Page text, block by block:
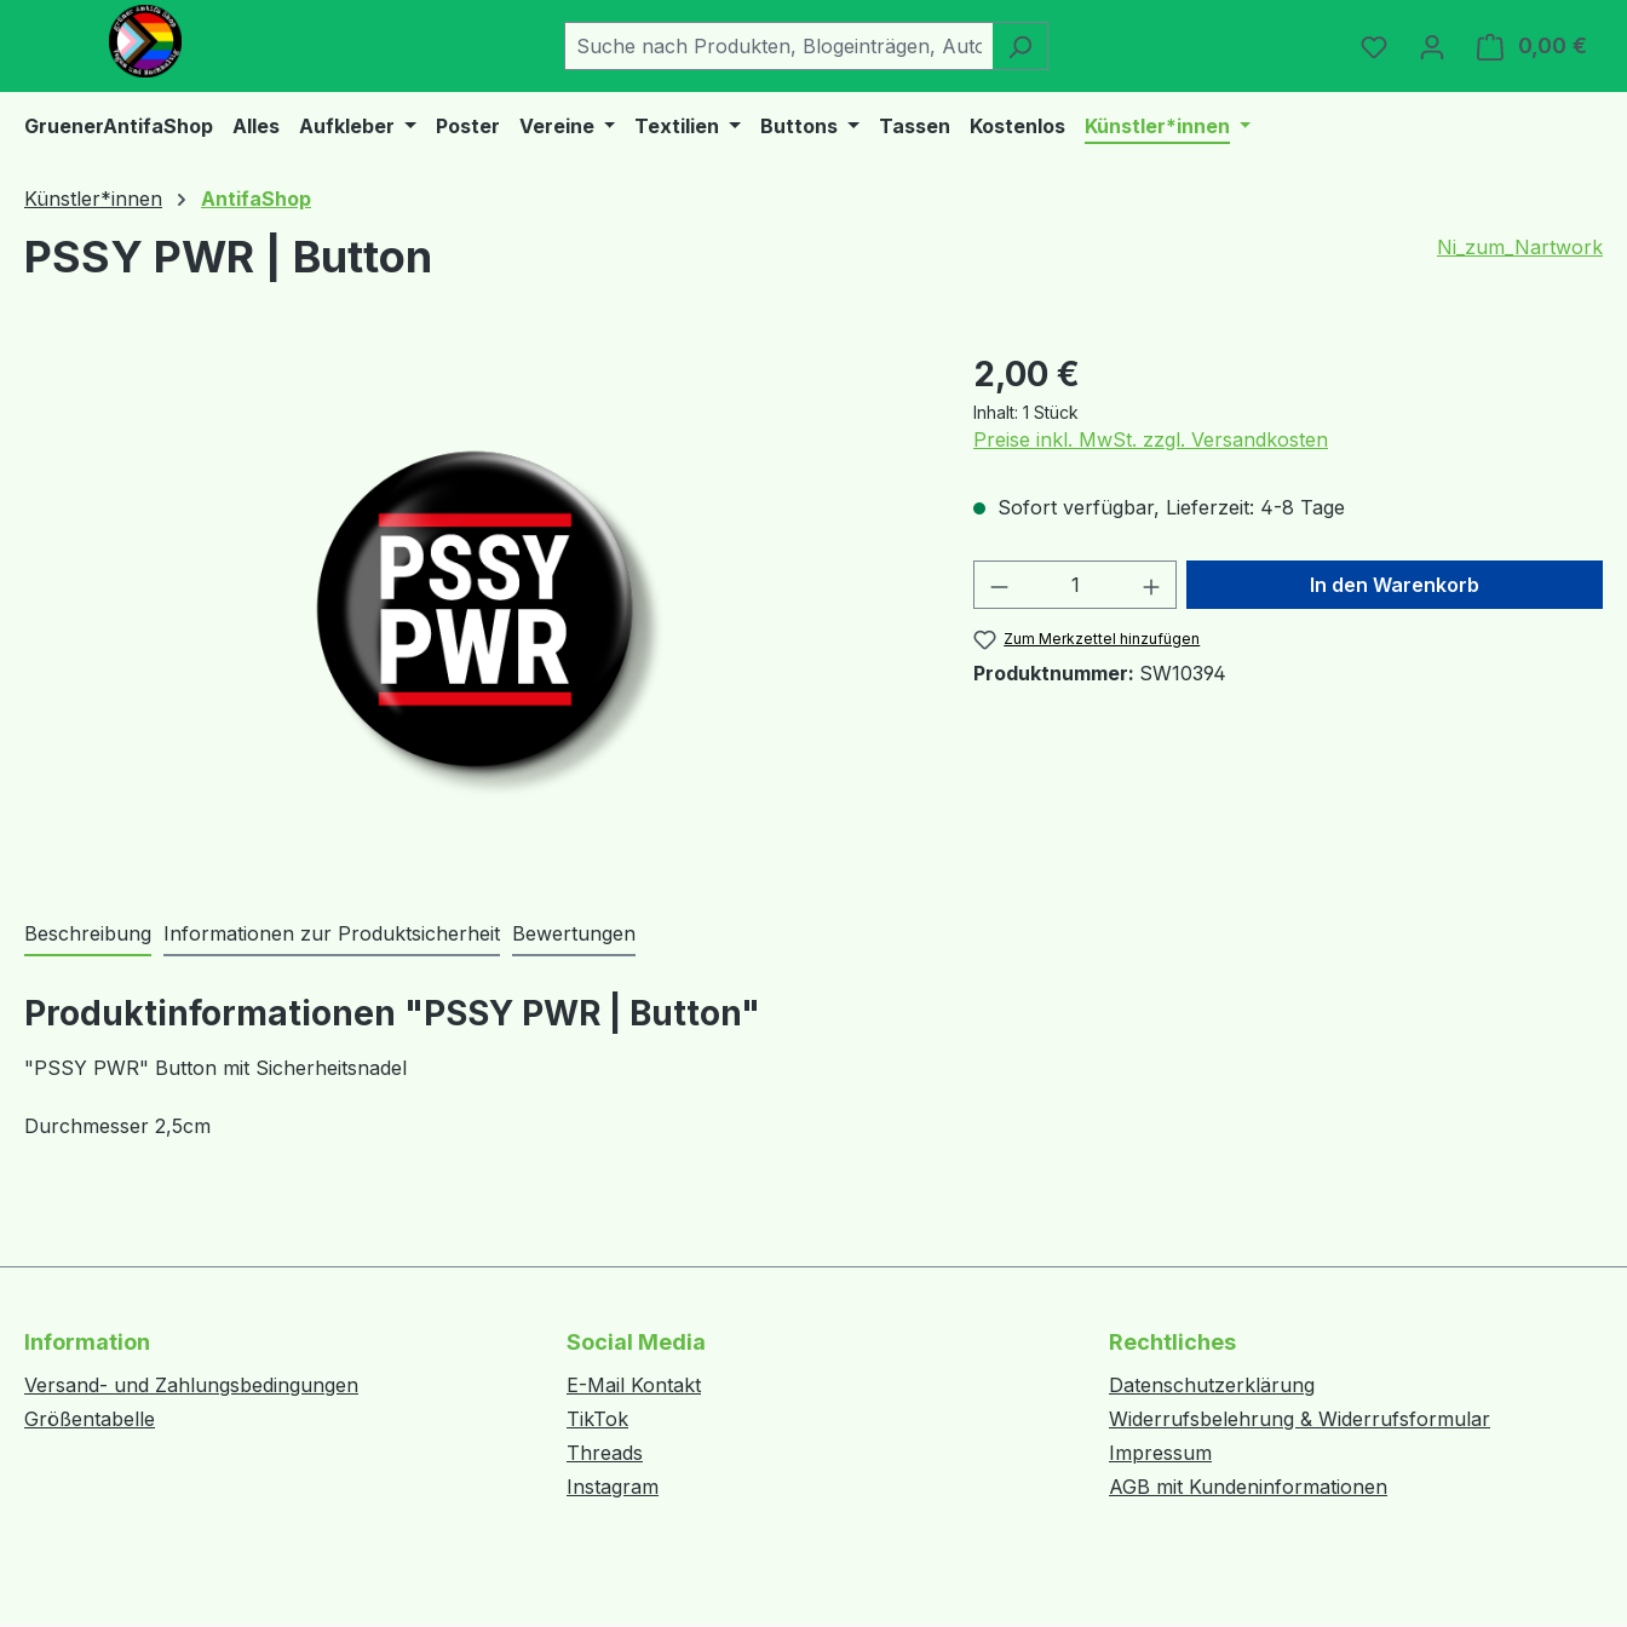
Hauptinhalt springen
Zur Suche springen
Zur Hauptnavigation springen
Du hast 0 Produkte auf
0,00 €
GruenerAntifaShop Alles Aufkleber Poster Vereine Textilien Buttons Tassen Kostenlos Künstler*innen
Künstler*innen AntifaShop
PSSY PWR | Button Ni_zum_Nartwork
Regulärer Preis:
2,00 €
Inhalt: 1 Stück
Preise inkl. MwSt. zzgl. Versandkosten
Sofort verfügbar, Lieferzeit: 4-8 Tage
Produkt Anzahl: Gib den gewünschten Wert
In den Warenkorb
Zum Merkzettel hinzufügen
Produktnummer: SW10394
Beschreibung Informationen zur Produktsicherheit Bewertungen
Produktinformationen "PSSY PWR | Button"
"PSSY PWR" Button mit Sicherheitsnadel
Durchmesser 2,5cm
Information
Versand- und Zahlungsbedingungen
Größentabelle
Social Media
E-Mail Kontakt
TikTok
Threads
Instagram
Rechtliches
Datenschutzerklärung
Widerrufsbelehrung & Widerrufsformular
Impressum
AGB mit Kundeninformationen